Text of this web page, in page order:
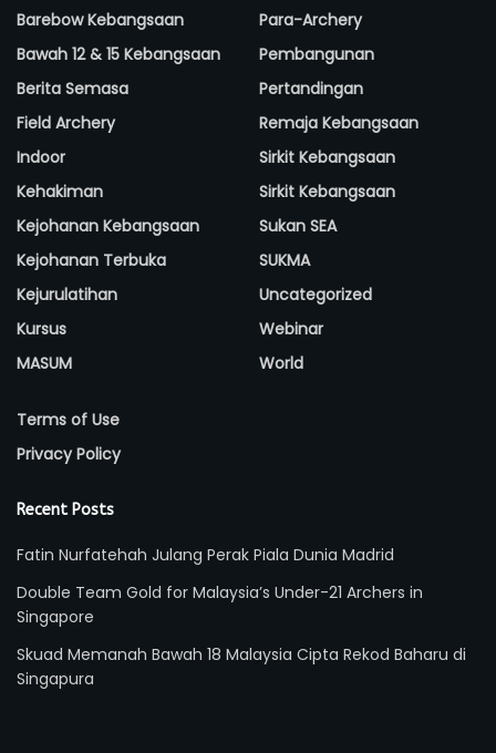
Barebow Kebangsaan
Bawah 12 & 15 Kebangsaan
Berita Semasa
Field Archery
Indoor
Kehakiman
Kejohanan Kebangsaan
Kejohanan Terbuka
Kejurulatihan
Kursus
MASUM
Para-Archery
Pembangunan
Pertandingan
Remaja Kebangsaan
Sirkit Kebangsaan
Sirkit Kebangsaan
Sukan SEA
SUKMA
Uncategorized
Webinar
World
Terms of Use
Privacy Policy
Recent Posts
Fatin Nurfatehah Julang Perak Piala Dunia Madrid
Double Team Gold for Malaysia’s Under-21 Archers in
Singapore
Skuad Memanah Bawah 18 Malaysia Cipta Rekod Baharu di
Singapura